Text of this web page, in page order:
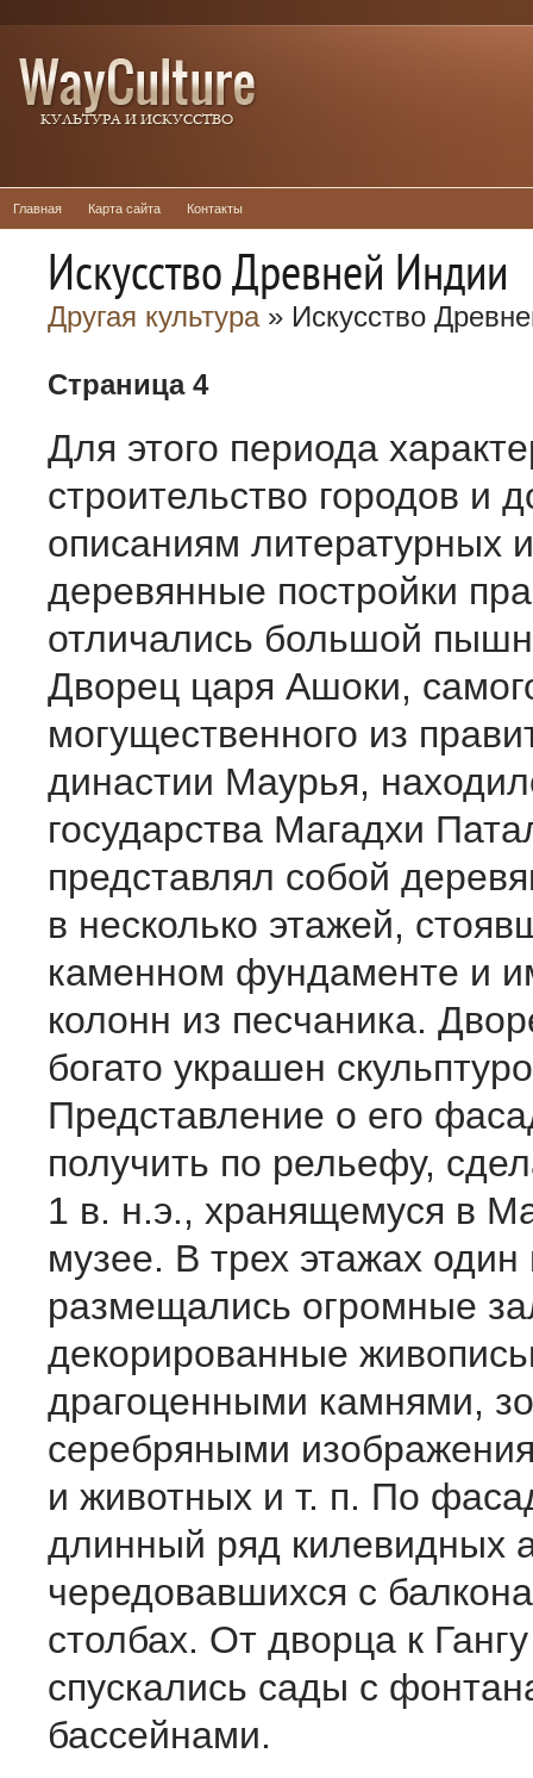
Главная Карта сайта Контакты
Искусство Древней Индии
Другая культура» Искусство
Страница 4
Для этого периода
строительство городов и
описаниям литературных
деревянные постройки
отличались большой
Дворец царя Ашоки,
могущественного из
династии Маурья,
государства Магадхи
представлял собой
в несколько этажей,
каменном фундаменте и
колонн из песчаника.
богато украшен
Представление о его
получить по рельефу,
1 в. н.э., хранящемуся в
музее. В трех этажах
размещались огромные
декорированные
драгоценными камнями,
серебряными
и животных и т. п. По
длинный ряд килевидных
чередовавшихся с
столбах. От дворца к
спускались сады с
бассейнами.